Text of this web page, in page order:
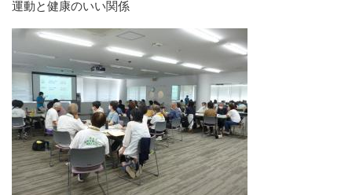
運動と健康のいい関係